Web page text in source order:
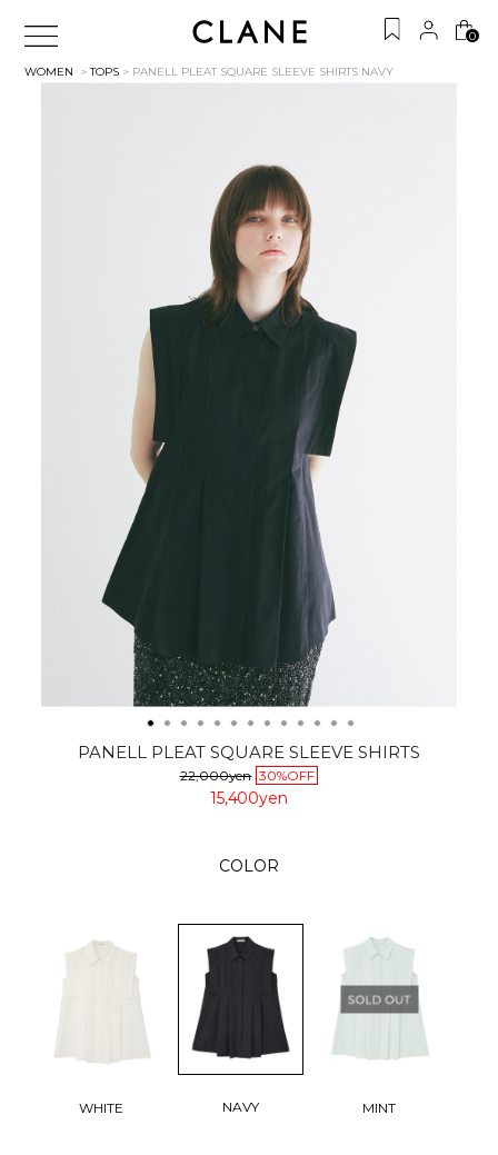
0
WOMEN >TOPS > PANELL PLEAT SQUARE SLEEVE SHIRTS NAVY
PANELL PLEAT SQUARE SLEEVE SHIRTS
22,000yen 30%OFF
15,400yen
COLOR
WHITE NAVY MINT